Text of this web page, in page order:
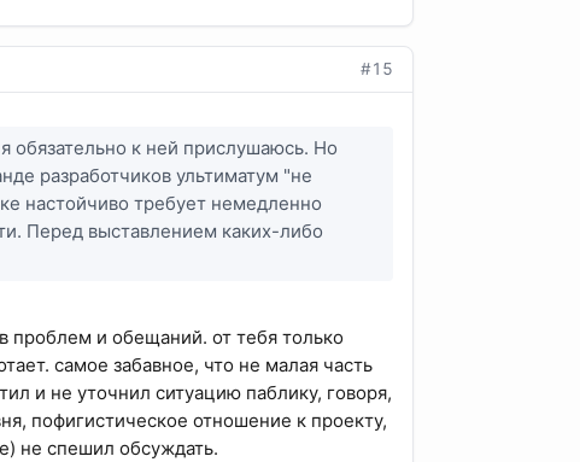
#15
обязательно к ней прислушаюсь. Но
разработчиков ультиматум "не
настойчиво требует немедленно
Перед выставлением каких-либо
проблем и обещаний. от тебя только
самое забавное, что не малая часть
и не уточнил ситуацию паблику, говоря,
пофигистическое отношение к проекту,
не спешил обсуждать.